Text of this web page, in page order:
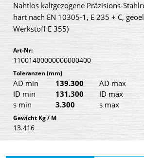
Nahtlos kaltgezogene Präzisions-
hart nach EN 10305-1, E 235 + C,
Werkstoff E 355)
Art-Nr:
11001400000000000400
Toleranzen (mm)
AD min 139.300 AD max
ID min
131.300 ID max
s min
3.300 s max
Gewicht Kg / M
13.416